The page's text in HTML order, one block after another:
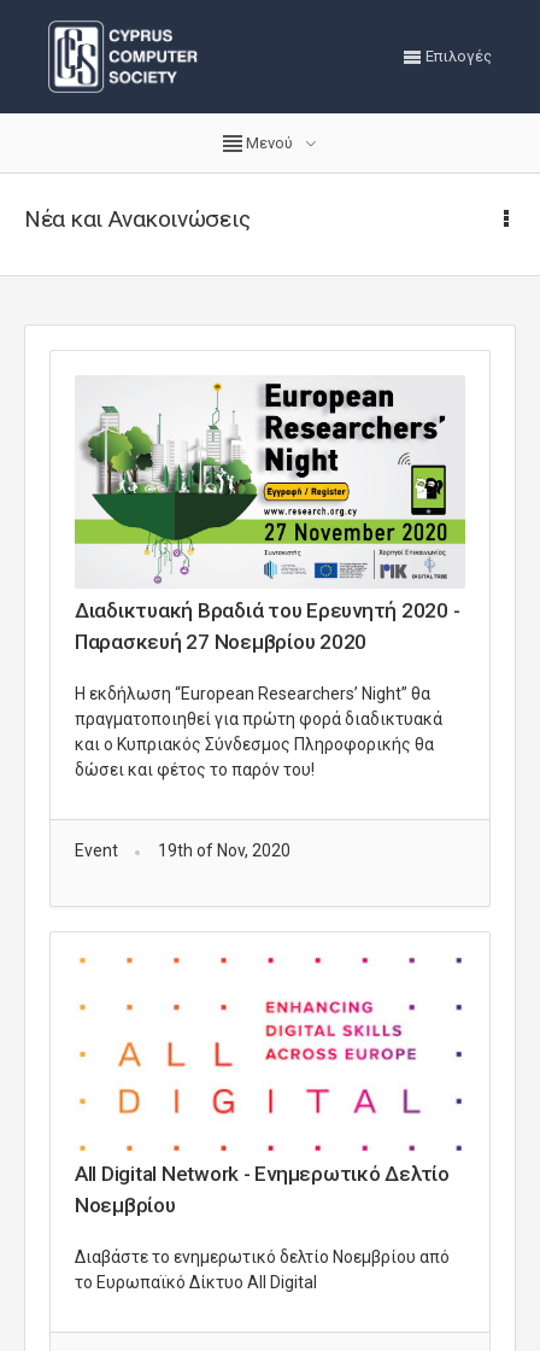
Επιλογές
Μενού
Νέα και Ανακοινώσεις
Διαδικτυακή Βραδιά του Ερευνητή 2020 -
Παρασκευή 27 Νοεμβρίου 2020
Η εκδήλωση “European Researchers’ Night” θα
πραγματοποιηθεί για πρώτη φορά διαδικτυακά
και ο Κυπριακός Σύνδεσμος Πληροφορικής θα
δώσει και φέτος το παρόν του!
Event 19th of Nov, 2020
All Digital Network - Ενημερωτικό Δελτίο
Νοεμβρίου
Διαβάστε το ενημερωτικό δελτίο Νοεμβρίου από
το Ευρωπαϊκό Δίκτυο All Digital